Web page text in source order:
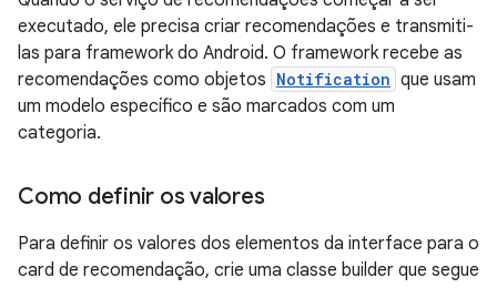
executado, ele precisa criar recomendações e transmiti-
las para framework do Android. O framework recebe as
recomendações como objetos Notification que usam
um modelo específico e são marcados com um
categoria.
Como definir os valores
Para definir os valores dos elementos da interface para o
card de recomendação, crie uma classe builder que segue